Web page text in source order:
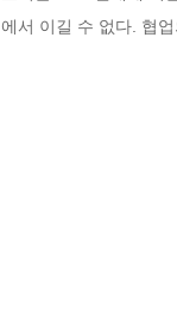
서 이길 수 없다. 협